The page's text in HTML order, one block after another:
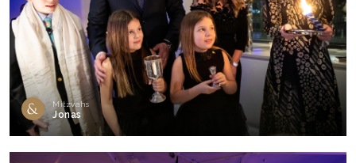
Mitzvahs
Jonas